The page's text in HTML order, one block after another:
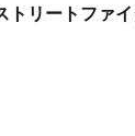
トリートファ